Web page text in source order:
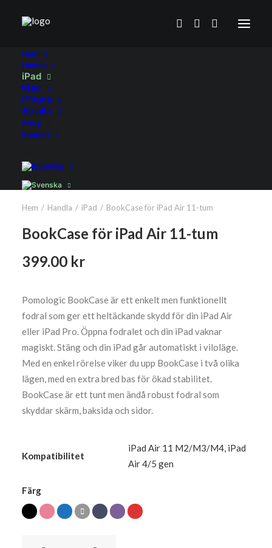
Hem
Handla
iPad
Mac
iPhone
Se alla
Story
Kontakt
Hem Handla iPad BookCase för iPad Air 11-tum
BookCase för iPad Air 11-tum
399.00 kr
Pomologic BookCase är ett enkelt men funktionellt
fodral som ger ett heltäckande skydd för din iPad Air
eller iPad Pro. Öppna fodralet och din iPad vaknar
magiskt. Stäng och din iPad går automatiskt i viloläge.
Med en enkel rörelse viker du upp BookCase i två olika
lägen, med en extra bred bas för ökad stabilitet.
BookCase är ett tunt men ändå robust fodral som
skyddar skärm, baksida och sidor.
Kompatibilitet
iPad Air 11 M2/M3/M4, iPad
Air 4/5 gen
Färg